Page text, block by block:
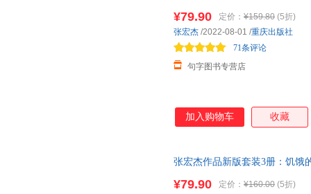
¥79.90 定价： ¥159.80 (5折)
句字图书专营店
71条评论
张宏杰 /2022-08-01 /重庆出版社
加入购物车 收藏
张宏杰作品新版套装3册：饥饿
¥79.90 定价： ¥160.00 (5折)